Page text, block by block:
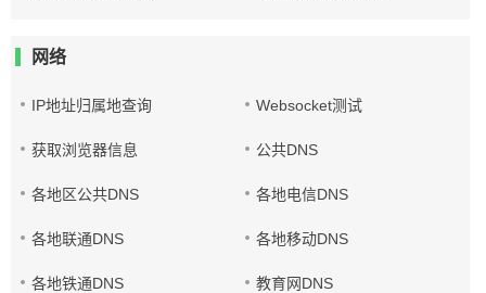
网络
IP地址归属地查询 Websocket测试
获取浏览器信息 公共DNS
各地区公共DNS 各地电信DNS
各地联通DNS 各地移动DNS
各地铁通DNS 教育网DNS